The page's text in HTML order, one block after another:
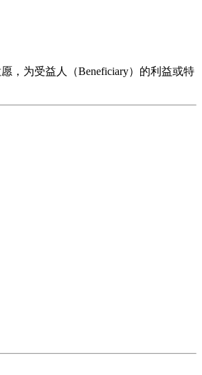
，为受益人（Beneficiary）的利益或特